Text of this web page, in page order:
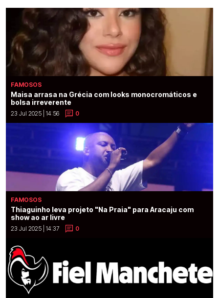
FAMOSOS
Maisa arrasa na Grécia com looks monocromáticos e
bolsa irreverente
23 Jul 2025 | 14:56 0
FAMOSOS
Thiaguinho leva projeto "Na Praia" para Aracaju com
show ao ar livre
23 Jul 2025 | 14:37 0